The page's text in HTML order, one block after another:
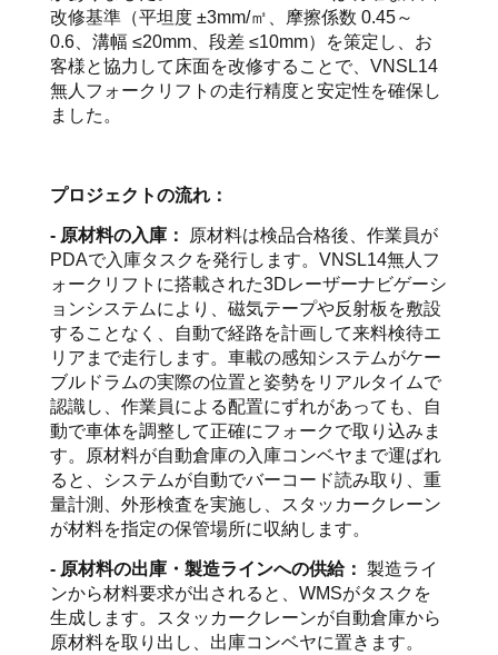
改修基準（平坦度 ±3mm/㎡、摩擦係数 0.45～
0.6、溝幅 ≤20mm、段差 ≤10mm）を策定し、お
客様と協力して床面を改修することで、VNSL14
無人フォークリフトの走行精度と安定性を確保し
ました。
プロジェクトの流れ：
- 原材料の入庫：
原材料は検品合格後、作業員が
PDAで入庫タスクを発行します。VNSL14無人フ
ォークリフトに搭載された3Dレーザーナビゲーシ
ョンシステムにより、磁気テープや反射板を敷設
することなく、自動で経路を計画して来料検待エ
リアまで走行します。車載の感知システムがケー
ブルドラムの実際の位置と姿勢をリアルタイムで
認識し、作業員による配置にずれがあっても、自
動で車体を調整して正確にフォークで取り込みま
す。原材料が自動倉庫の入庫コンベヤまで運ばれ
ると、システムが自動でバーコード読み取り、重
量計測、外形検査を実施し、スタッカークレーン
が材料を指定の保管場所に収納します。
- 原材料の出庫・製造ラインへの供給： 製造ライ
ンから材料要求が出されると、WMSがタスクを
生成します。スタッカークレーンが自動倉庫から
原材料を取り出し、出庫コンベヤに置きます。